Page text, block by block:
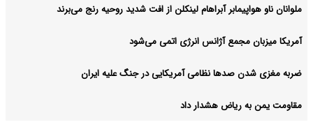
ملوانان ناو هواپیمابر آبراهام لینکلن از افت شدید روحیه رنج می‌برند
آمریکا میزبان مجمع آژانس انرژی اتمی می‌شود
ضربه مغزی شدن صدها نظامی آمریکایی در جنگ علیه ایران
مقاومت یمن به ریاض هشدار داد